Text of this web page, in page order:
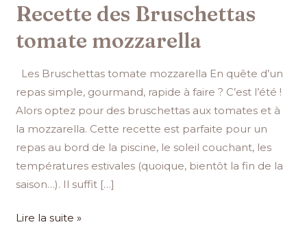
Recette des Bruschettas
tomate mozzarella
Les Bruschettas tomate mozzarella En quête d’un
repas simple, gourmand, rapide à faire ? C’est l’été !
Alors optez pour des bruschettas aux tomates et à
la mozzarella. Cette recette est parfaite pour un
repas au bord de la piscine, le soleil couchant, les
températures estivales (quoique, bientôt la fin de la
saison…). Il suffit […]
Lire la suite »